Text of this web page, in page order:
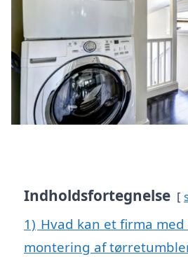
Indholdsfortegnelse
1) Hvad kan et firma med
montering af